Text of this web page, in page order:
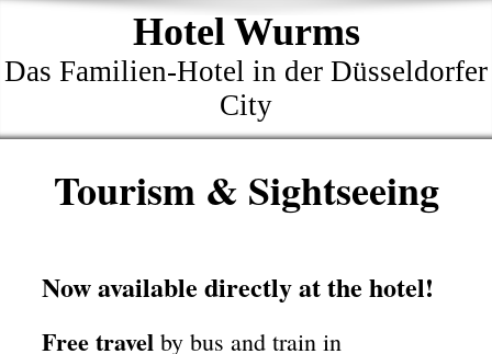
Hotel Wurms
Das Familien-Hotel in der Düsseldorfer
City
Tourism & Sightseeing
Now available directly at the hotel!
Free travelby bus and train in